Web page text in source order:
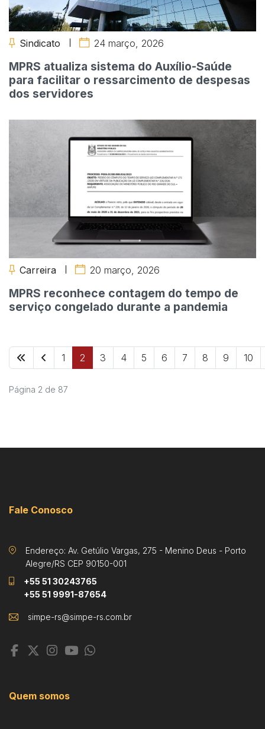
Sindicato 24 março, 2026
MPRS atualiza sistema do Auxílio-Saúde
para facilitar o ressarcimento de despesas
dos servidores
Carreira 20 março, 2026
MPRS reconhece contagem do tempo de
serviço congelado durante a pandemia
1 2 3 4 5 6 7 8 9 10
Página 2 de 87
Fale Conosco
Endereço: Av. Getúlio Vargas, 275 - Menino Deus - Porto
Alegre/RS CEP 90150-001
+55 51 30243765
+55 51 9991-87654
Quem somos